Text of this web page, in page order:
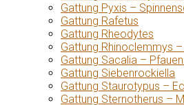
Gattung Pyxis –
Gattung Rafetus
Gattung Rheodytes
Gattung Rhinoclemmys
Gattung Sacalia –
Gattung Siebenrockiella
Gattung Staurotypus –
Gattung Sternotherus –